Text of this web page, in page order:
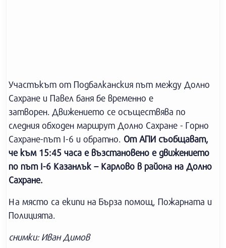
Участъкът от Подбалканския път между Долно
Сахране и Павел баня бе временно е
затворен. Движението се осъществява по
следния обходен маршрут Долно Сахране - Горно
Сахране-път I-6 и обратно. От АПИ съобщават,
че към 15:45 часа е възстановено е движението
по път I-6 Казанлък – Карлово в района на Долно
Сахране.
На място са екипи на Бърза помощ, Пожарната и
Полицията.
снимки: Иван Димов